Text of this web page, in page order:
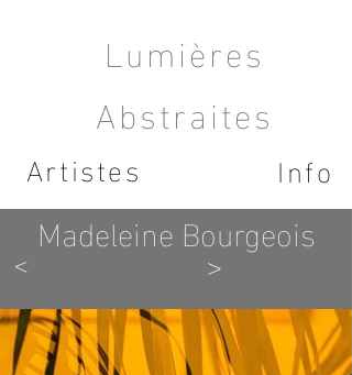
Lumières
Abstraites
Artistes Info
Madeleine Bourgeois
< >